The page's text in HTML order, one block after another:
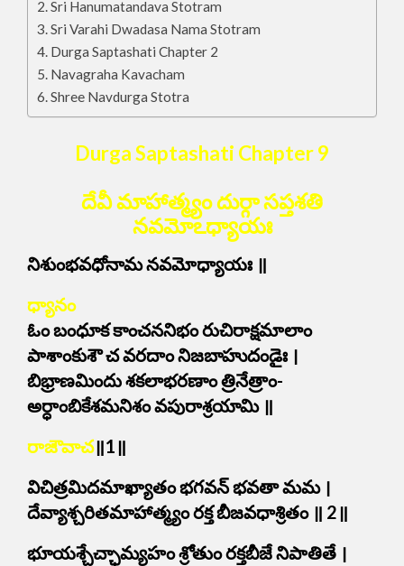
Sri Hanumatandava Stotram
Sri Varahi Dwadasa Nama Stotram
Durga Saptashati Chapter 2
Navagraha Kavacham
Shree Navdurga Stotra
Durga Saptashati Chapter 9
దేవీ మాహాత్మ్యం దుర్గా సప్తశతి
నవమోఽధ్యాయః
నిశుంభవధోనామ నవమోధ్యాయః ॥
ధ్యానం
ఓం బంధూక కాంచననిభం రుచిరాక్షమాలాం
పాశాంకుశౌ చ వరదాం నిజబాహుదండైః ।
బిభ్రాణమిందు శకలాభరణాం త్రినేత్రాం-
అర్ధాంబికేశమనిశం వపురాశ్రయామి ॥
రాజౌవాచ॥1॥
విచిత్రమిదమాఖ్యాతం భగవన్ భవతా మమ ।
దేవ్యాశ్చరితమాహాత్మ్యం రక్త బీజవధాశ్రితం ॥ 2॥
భూయశ్చేచ్ఛామ్యహం శ్రోతుం రక్తబీజే నిపాతితే ।